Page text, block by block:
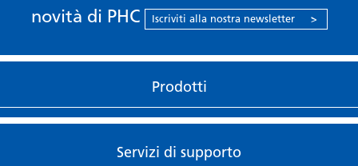
novità di PHC
Iscriviti alla nostra newsletter >
Prodotti
Servizi di supporto